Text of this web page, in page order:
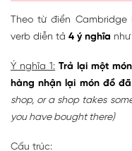
Theo từ điển Cambridge
verb diễn tả 4 ý nghĩa
Ý nghĩa 1: Trả lại một
hàng nhận lại món đồ
shop, or a shop takes
you have bought there)
Cấu trúc: